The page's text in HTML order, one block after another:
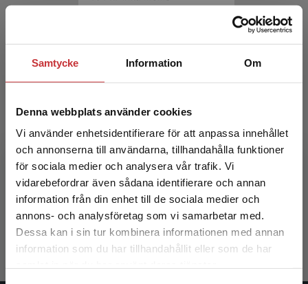
Samtycke Information Om
Denna webbplats använder cookies
Vi använder enhetsidentifierare för att anpassa innehållet
och annonserna till användarna, tillhandahålla funktioner
för sociala medier och analysera vår trafik. Vi
vidarebefordrar även sådana identifierare och annan
information från din enhet till de sociala medier och
annons- och analysföretag som vi samarbetar med.
Dessa kan i sin tur kombinera informationen med annan
information som du har tillhandahållit eller som de har
Begränsad fraktregion
Det verkar som att du besöker
studentlitteratur.se via en enhet utanför Sverige.
Rehabiliteringsmedicin
Borg, Jörgen m.fl. (red.)
633 krinkl. moms
Exkl. moms: 597 kr